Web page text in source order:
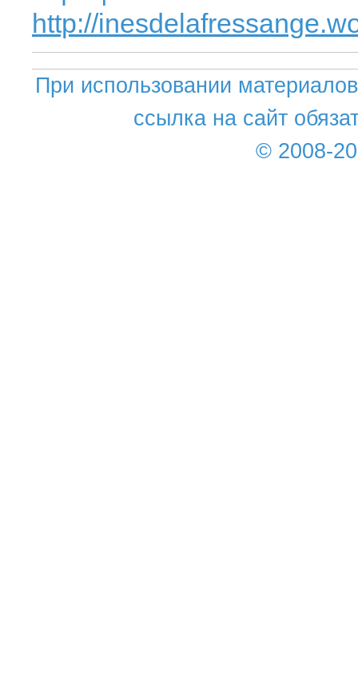
http://
При использовании
ссылка на сайт
© 2008-